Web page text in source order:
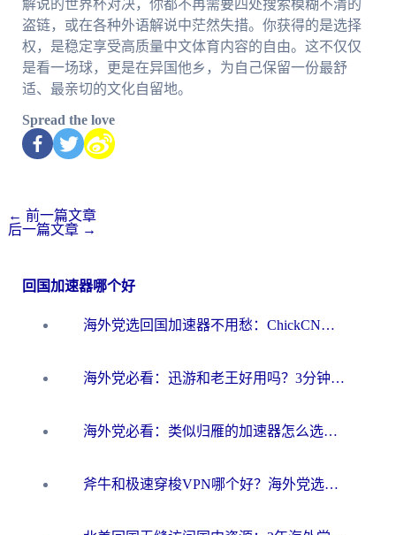
解说的世界杯对决，你都不再需要四处搜索模糊不清的
盗链，或在各种外语解说中茫然失措。你获得的是选择
权，是稳定享受高质量中文体育内容的自由。这不仅仅
是看一场球，更是在异国他乡，为自己保留一份最舒
适、最亲切的文化自留地。
Spread the love
← 前一篇文章
后一篇文章 →
回国加速器哪个好
海外党选回国加速器不用愁：ChickCN和洞见哪个好？一篇搞定所有疑问
海外党必看：迅游和老王好用吗？3分钟选对加速国内网络的加速器
海外党必看：类似归雁的加速器怎么选？一篇搞定无缝访问国内资源
斧牛和极速穿梭VPN哪个好？海外党选回国加速器必看的真实对比与避坑指南